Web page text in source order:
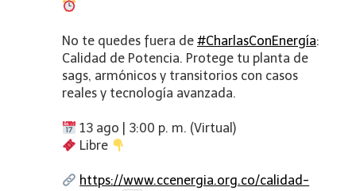
No te quedes fuera de #CharlasConEnergía:
Calidad de Potencia. Protege tu planta de
sags, armónicos y transitorios con casos
reales y tecnología avanzada.
13 ago | 3:00 p. m. (Virtual)
Libre
https://www.ccenergia.org.co/calidad-